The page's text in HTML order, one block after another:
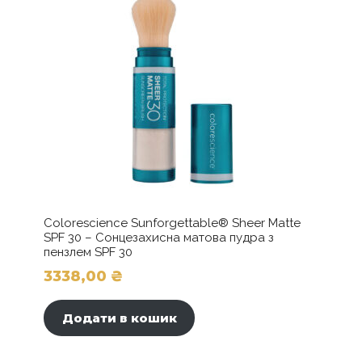
Colorescience Sunforgettable® Sheer Matte
SPF 30 – Сонцезахисна матова пудра з
пензлем SPF 30
3338,00 ₴
Додати в кошик